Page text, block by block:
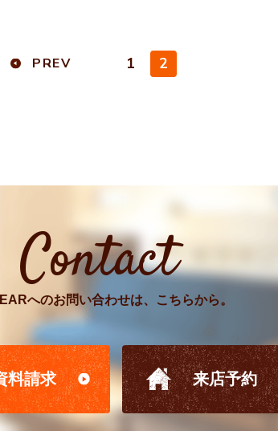
PREV 1 2
Contact
へのお問い合わせは、こちらから。
料請求 来店予約